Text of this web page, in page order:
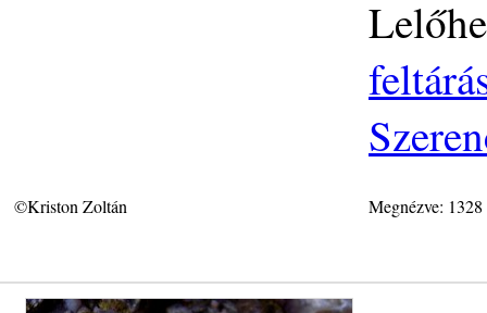
©Kriston Zoltán Megnézve: